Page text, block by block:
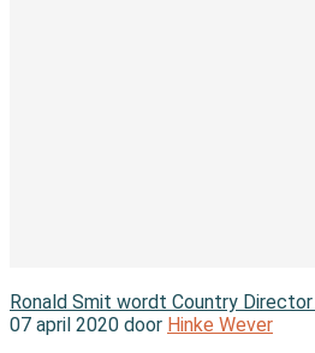
Ronald Smit wordt Country
07 april 2020 door Hinke Wever